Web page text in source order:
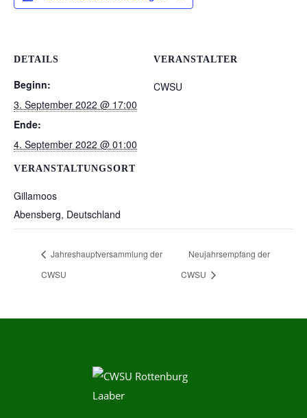
DETAILS
Beginn:
3. September 2022 @ 17:00
Ende:
4. September 2022 @ 01:00
VERANSTALTUNGSORT
Gillamoos
Abensberg, Deutschland
VERANSTALTER
CWSU
Jahreshauptversammlung der
CWSU
Neujahrsempfang der
CWSU